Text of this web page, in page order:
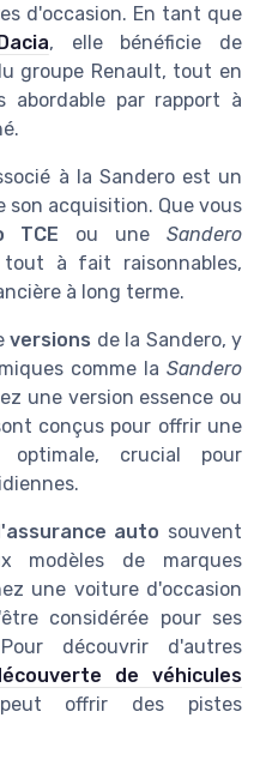
d'occasion. En tant que
, elle bénéficie de
groupe Renault, tout en
abordable par rapport à
à la Sandero est un
acquisition. Que vous
TCE ou uneSandero
à fait raisonnables,
à long terme.
versions de la Sandero, y
comme la Sandero
une version essence ou
conçus pour offrir une
optimale, crucial pour
auto souvent
modèles de marques
une voiture d'occasion
considérée pour ses
découvrir d'autres
de véhicules
offrir des pistes